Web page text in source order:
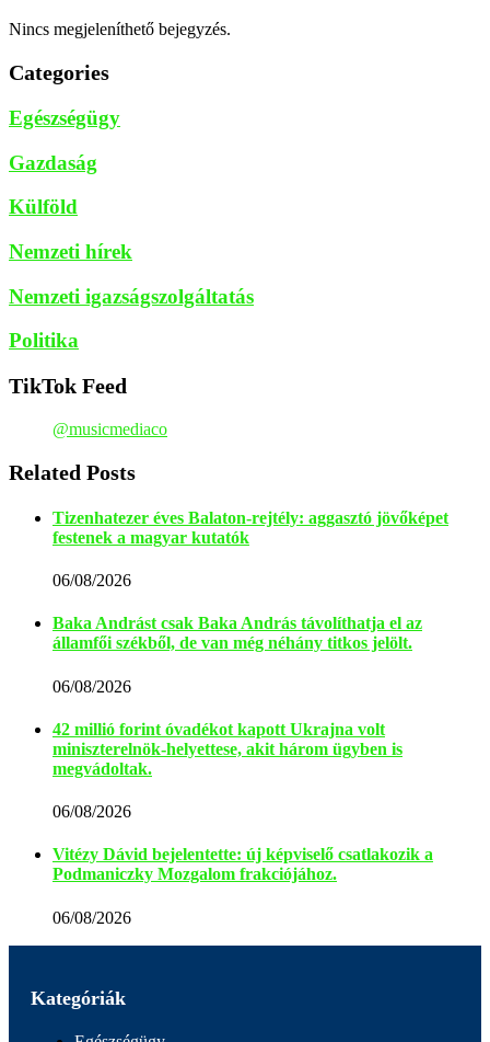
Nincs megjeleníthető bejegyzés.
Categories
Egészségügy
Gazdaság
Külföld
Nemzeti hírek
Nemzeti igazságszolgáltatás
Politika
TikTok Feed
@musicmediaco
Related Posts
Tizenhatezer éves Balaton-rejtély: aggasztó jövőképet
festenek a magyar kutatók
06/08/2026
Baka Andrást csak Baka András távolíthatja el az
államfői székből, de van még néhány titkos jelölt.
06/08/2026
42 millió forint óvadékot kapott Ukrajna volt
miniszterelnök-helyettese, akit három ügyben is
megvádoltak.
06/08/2026
Vitézy Dávid bejelentette: új képviselő csatlakozik a
Podmaniczky Mozgalom frakciójához.
06/08/2026
Kategóriák